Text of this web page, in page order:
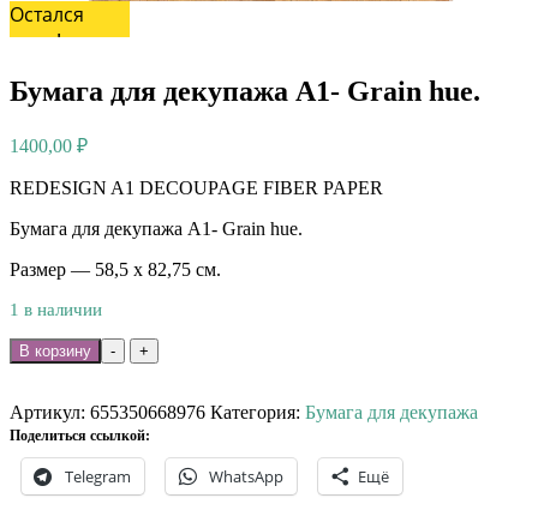
Остался
один!
Бумага для декупажа А1- Grain hue.
1400,00 ₽
REDESIGN A1 DECOUPAGE FIBER PAPER
Бумага для декупажа А1- Grain hue.
Размер — 58,5 х 82,75 см.
1 в наличии
-
Количество
товара
для
декупажа
А1-
Grain
hue.
+
В корзину
Артикул: 655350668976 Категория: Бумага для декупажа
Поделиться ссылкой:
Telegram WhatsApp Ещё